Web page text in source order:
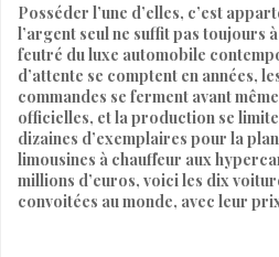
Posséder l’une d’elles, c’est
l’argent seul ne suffit pas toujours
feutré du luxe automobile
d’attente se comptent en années,
commandes se ferment avant
officielles, et la production se
dizaines d’exemplaires pour la
limousines à chauffeur aux
millions d’euros, voici les dix
convoitées au monde, avec leur